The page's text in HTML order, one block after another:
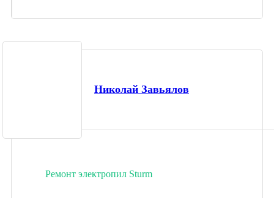
Николай Завьялов
Ремонт электропил Sturm